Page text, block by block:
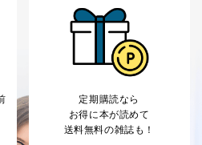
、以下記載の項目のうち2項目
させていただきます。
のお客様：氏名、住所、電話番
アドレス
のお客様：氏名、会社名、部署
号、顧客番号、メールアドレス
氏名、住所、所属学校（会社）
定期購読なら
お得に本が読めて
送料無料の雑誌も！